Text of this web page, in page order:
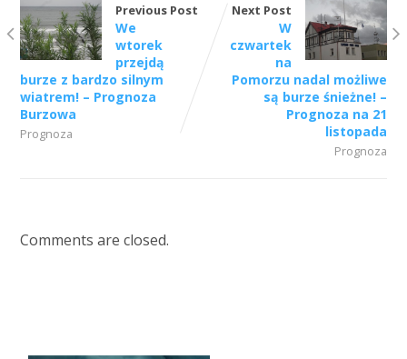
Previous Post
We
wtorek
przejdą
burze z bardzo silnym
wiatrem! – Prognoza
Burzowa
Prognoza
Next Post
W
czwartek
na
Pomorzu nadal możliwe
są burze śnieżne! –
Prognoza na 21
listopada
Prognoza
Comments are closed.